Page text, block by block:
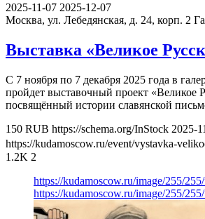
2025-11-07 2025-12-07
Москва, ул. Лебедянская, д. 24, корп. 2
Выставка «Великое
С 7 ноября по 7 декабря 2025 года в
пройдет выставочный проект «Великое
посвящённый истории славянской
150 RUB https://schema.org/InStock 2025-
https://kudamoscow.ru/event/vystavka-
1.2K 2
https://kudamoscow.ru/image/255/
https://kudamoscow.ru/image/255/